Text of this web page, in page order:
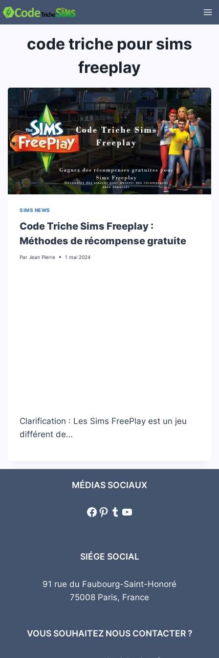
Aller
au
code triche pour sims
freeplay
SIMS NEWS
Code Triche Sims Freeplay :
Méthodes de récompense gratuite
Par Jean Pierre 1 mai 2024
Clarification : Les Sims FreePlay est un jeu
différent de…
MÉDIAS SOCIAUX
Facebook
Pinterest
Tumblr
YouTube
SIÉGE SOCIAL
91 rue du Faubourg-Saint-Honoré
75008 Paris, France
VOUS SOUHAITEZ NOUS CONTACTER ?